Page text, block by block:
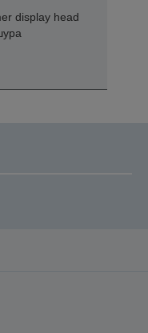
display head